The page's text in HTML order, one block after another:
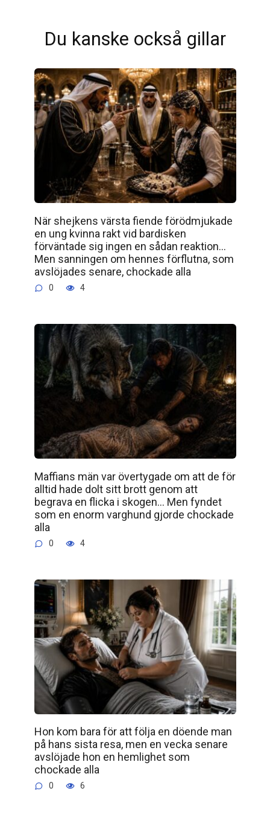
Du kanske också gillar
När shejkens värsta fiende förödmjukade
en ung kvinna rakt vid bardisken
förväntade sig ingen en sådan reaktion…
Men sanningen om hennes förflutna, som
avslöjades senare, chockade alla
0 4
Maffians män var övertygade om att de för
alltid hade dolt sitt brott genom att
begrava en flicka i skogen… Men fyndet
som en enorm varghund gjorde chockade
alla
0 4
Hon kom bara för att följa en döende man
på hans sista resa, men en vecka senare
avslöjade hon en hemlighet som
chockade alla
0 6